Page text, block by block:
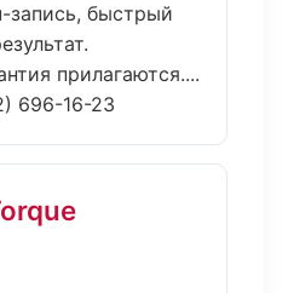
запись, быстрый
прилагаются....
696-16-23